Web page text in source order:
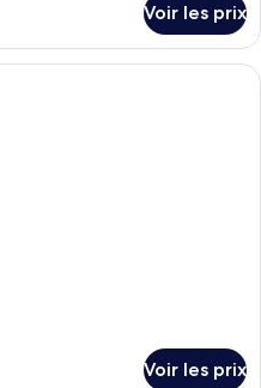
Voir les prix
Une chambre avec un grand lit, une
Voir les prix